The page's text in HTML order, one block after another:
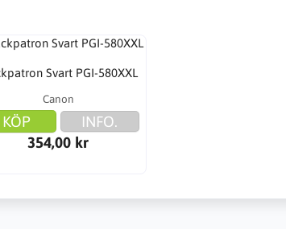
Svart PGI-580XXL
Canon
KÖP
INFO.
354,00 kr